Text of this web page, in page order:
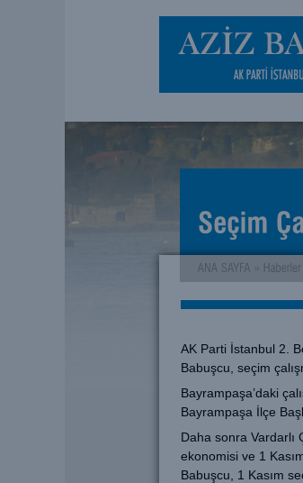
AK Parti İstanbul 2.
Babuşcu, seçim
Bayrampaşa’daki
Bayrampaşa İlçe
Daha sonra Vardarlı
ekonomisi ve 1
Babuşcu, 1 Kasım